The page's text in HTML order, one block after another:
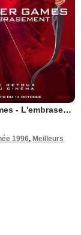
Hunger Games - L'embrasement
1996, Meilleurs